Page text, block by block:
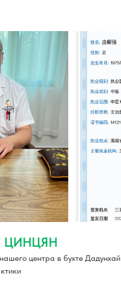
ЦИНЦЯН
центра в бухте Дадунхай